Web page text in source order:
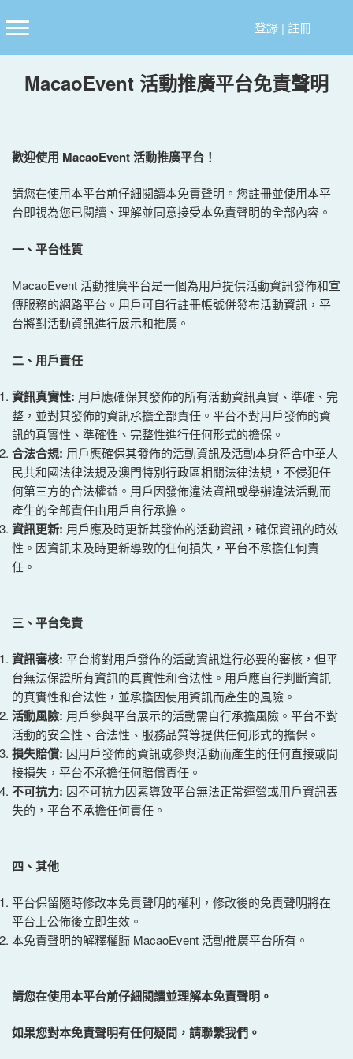
至
登錄| 註冊
MacaoEvent 活動推廣平台免責聲明
歡迎使用 MacaoEvent 活動推廣平台 ！
請您在使用本平台前仔細閱讀本免責聲明。您註冊並使用本平
台即視為您已閱讀、理解並同意接受本免責聲明的全部內容。
一、平台性質
MacaoEvent 活動推廣平台是一個為用戶提供活動資訊發佈和宣
傳服務的網路平台。用戶可自行註冊帳號併發布活動資訊，平
台將對活動資訊進行展示和推廣。
二、用戶責任
資訊真實性: 用戶應確保其發佈的所有活動資訊真實、準確、完
整，並對其發佈的資訊承擔全部責任。平台不對用戶發佈的資
訊的真實性、準確性、完整性進行任何形式的擔保。
合法合規: 用戶應確保其發佈的活動資訊及活動本身符合中華人
民共和國法律法規及澳門特別行政區相關法律法規，不侵犯任
何第三方的合法權益。用戶因發佈違法資訊或舉辦違法活動而
產生的全部責任由用戶自行承擔。
資訊更新: 用戶應及時更新其發佈的活動資訊，確保資訊的時效
性。因資訊未及時更新導致的任何損失，平台不承擔任何責
任。
三、平台免責
資訊審核: 平台將對用戶發佈的活動資訊進行必要的審核，但平
台無法保證所有資訊的真實性和合法性。用戶應自行判斷資訊
的真實性和合法性，並承擔因使用資訊而產生的風險。
活動風險: 用戶參與平台展示的活動需自行承擔風險。平台不對
活動的安全性、合法性、服務品質等提供任何形式的擔保。
損失賠償: 因用戶發佈的資訊或參與活動而產生的任何直接或間
接損失，平台不承擔任何賠償責任。
不可抗力: 因不可抗力因素導致平台無法正常運營或用戶資訊丟
失的，平台不承擔任何責任。
四、其他
平台保留隨時修改本免責聲明的權利，修改後的免責聲明將在
平台上公佈後立即生效。
本免責聲明的解釋權歸 MacaoEvent 活動推廣平台所有。
請您在使用本平台前仔細閱讀並理解本免責聲明。
如果您對本免責聲明有任何疑問，請聯繫我們。